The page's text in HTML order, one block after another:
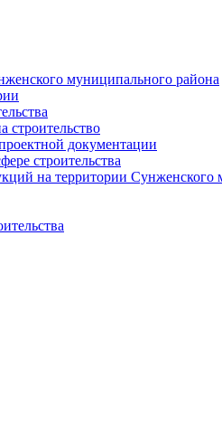
муниципального района
документации
строительства
на территории Сунженского